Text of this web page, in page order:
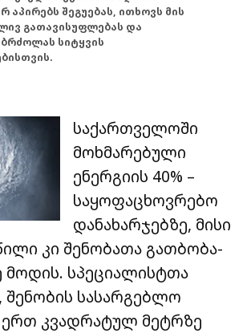
აპირებს შეგუებას, ითხოვს მის
გათავისუფლებას და
სიტყვის
საქართველოში
მოხმარებული
ენერგიის 40% –
საყოფაცხოვრებო
დანახარჯებზე, მისი
კი შენობათა გათბობა-
მოდის. სპეციალისტთა
შენობის სასარგებლო
კვადრატულ მეტრზე